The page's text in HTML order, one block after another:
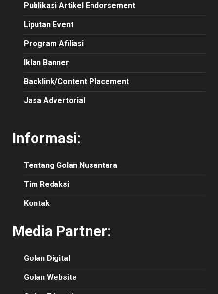
Publikasi Artikel Endorsement
Liputan Event
Program Afiliasi
Iklan Banner
Backlink/Content Placement
Jasa Advertorial
Informasi:
Tentang Golan Nusantara
Tim Redaksi
Kontak
Media Partner:
Golan Digital
Golan Website